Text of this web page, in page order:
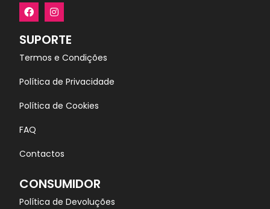
SUPORTE
Termos e Condições
Política de Privacidade
Política de Cookies
FAQ
Contactos
CONSUMIDOR
Política de Devoluções